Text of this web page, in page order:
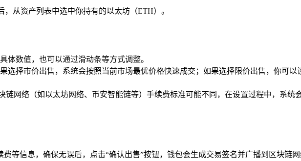
从资产列表中选中你持有的以太坊（ETH）。
体数值，也可以通过滑动条等方式调整。
选择市价出售，系统会按照当前市场最优价格快速成交；如果选择限价出售，你可
链网络（如以太坊网络、币安智能链等）手续费标准可能不同，在设置过程中，系统
等信息，确保无误后，点击“确认出售”按钮，钱包会生成交易签名并广播到区块链网